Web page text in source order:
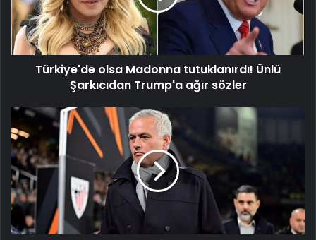
Şarkıcıdan
Trump'a
ağır
sözler
Türkiye'de olsa Madonna tutuklanırdı! Ünlü
Şarkıcıdan Trump'a ağır sözler
Avrupa,
Fenerbahçe'nin
kurasındaki
detayı
konuşuyor